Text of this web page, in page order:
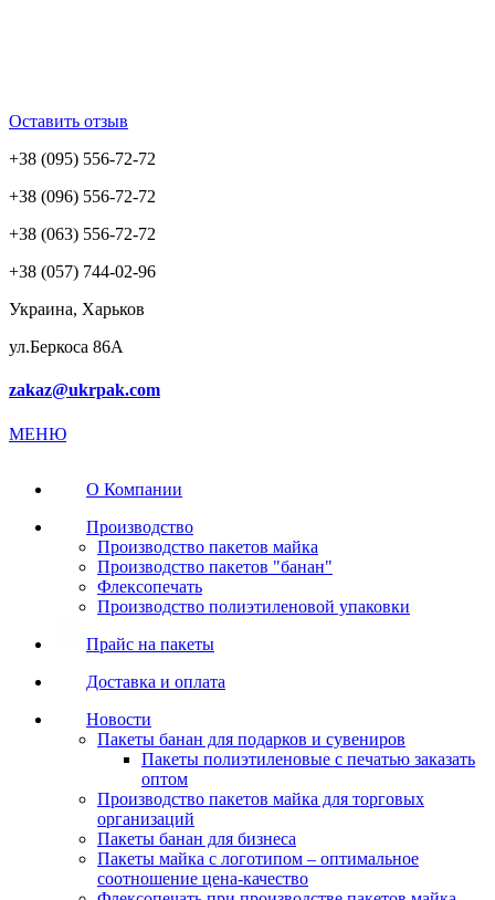
Оставить отзыв
+38 (095) 556-72-72
+38 (096) 556-72-72
+38 (063) 556-72-72
+38 (057) 744-02-96
Украина, Харьков
ул.Беркоса 86А
zakaz@ukrpak.com
МЕНЮ
О Компании
Производство
Производство пакетов майка
Производство пакетов "банан"
Флексопечать
Производство полиэтиленовой упаковки
Прайс на пакеты
Доставка и оплата
Новости
Пакеты банан для подарков и сувениров
Пакеты полиэтиленовые с печатью заказать
оптом
Производство пакетов майка для торговых
организаций
Пакеты банан для бизнеса
Пакеты майка с логотипом – оптимальное
соотношение цена-качество